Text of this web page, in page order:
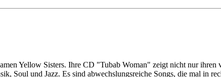
Yellow Sisters. Ihre CD "Tubab Woman" zeigt nicht nur
Soul und Jazz. Es sind abwechslungsreiche Songs, die mal in